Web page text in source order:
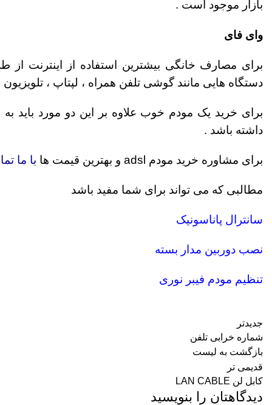
بازار موجود است .
وای فای
برای مصارف خانگی بیشترین استفاده از اینترنت
دستگاه هایی مانند گوشی تلفن همراه ، لپتاپ ،
برای خرید یک مودم خوب علاوه بر این دو مورد باید
داشته باشد .
برای مشاوره خرید مودم adsl و بهترین قیمت ها با ما
مطالبی که می تواند برای شما مفید باشد
سانترال پاناسونیک
نصب دوربین مدار بسته
تنظیم مودم فیبر نوری
جدیدتر
شماره خرابی تلفن
بازگشت به لیست
قدیمی تر
کابل لن LAN CABLE
دیدگاهتان را بنویسید